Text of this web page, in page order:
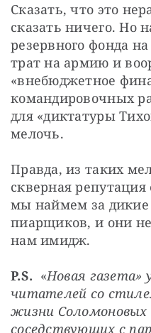
Сказать, что это
сказать ничего. Но
резервного фонда
трат на армию и
«внебюджетное
командировочных
для «диктатуры
мелочь.
Правда, из таких
скверная
мы наймем за дикие
пиарщиков, и они
нам имидж.
P.S.
  «
Новая газета»
читателей со
жизни Соломоновых
соседствующих с